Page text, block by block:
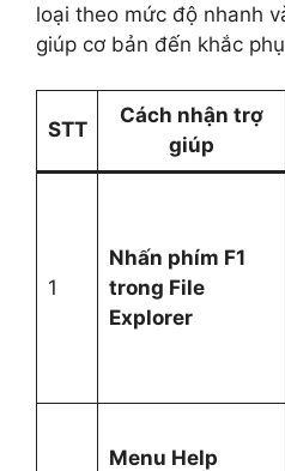
loại theo mức độ nhanh
giúp cơ bản đến khắc
STT
Cách nhận trợ
giúp
1
Nhấn phím F1
trong File
Explorer
Menu Help